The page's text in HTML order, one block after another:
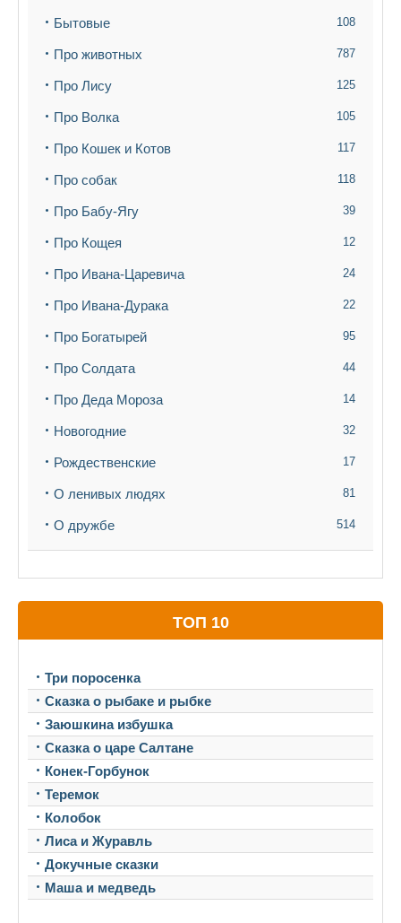
Бытовые 108
Про животных 787
Про Лису 125
Про Волка 105
Про Кошек и Котов 117
Про собак 118
Про Бабу-Ягу 39
Про Кощея 12
Про Ивана-Царевича 24
Про Ивана-Дурака 22
Про Богатырей 95
Про Солдата 44
Про Деда Мороза 14
Новогодние 32
Рождественские 17
О ленивых людях 81
О дружбе 514
ТОП 10
Три поросенка
Сказка о рыбаке и рыбке
Заюшкина избушка
Сказка о царе Салтане
Конек-Горбунок
Теремок
Колобок
Лиса и Журавль
Докучные сказки
Маша и медведь